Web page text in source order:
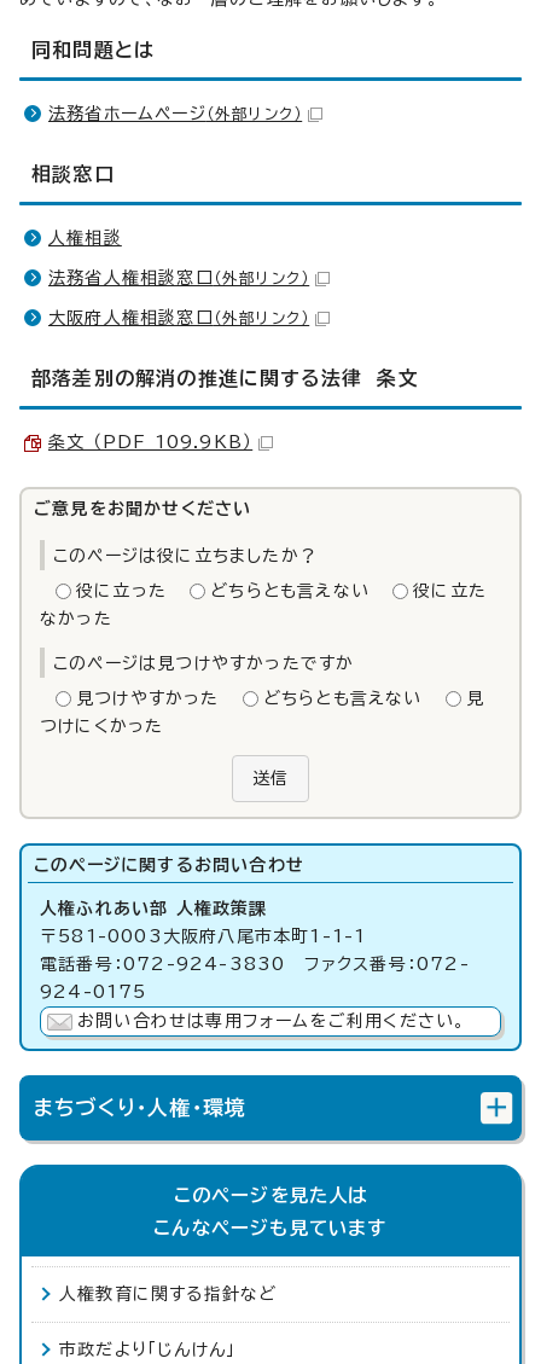
同和問題とは
法務省ホームページ （外部リンク）
相談窓口
人権相談
法務省人権相談窓口 （外部リンク）
大阪府人権相談窓口 （外部リンク）
部落差別の解消の推進に関する法律 条文
条文 （PDF 109.9KB）
ご意見をお聞かせください
このページは役に立ちましたか？
役に立った どちらとも言えない
役に立た
なかった
このページは見つけやすかったですか
見つけやすかった どちらとも言えない
見
つけにくかった
送信
このページに関する お問い合わせ
人権ふれあい部 人権政策課
〒581-0003大阪府八尾市本町1-1-1
電話番号：072-924-3830 ファクス番号：072-
924-0175
お問い合わせは専用フォームをご利用ください。
まちづくり・人権・環境
このページを見た人は
こんなページも見ています
人権教育に関する指針など
市政だより「じんけん」